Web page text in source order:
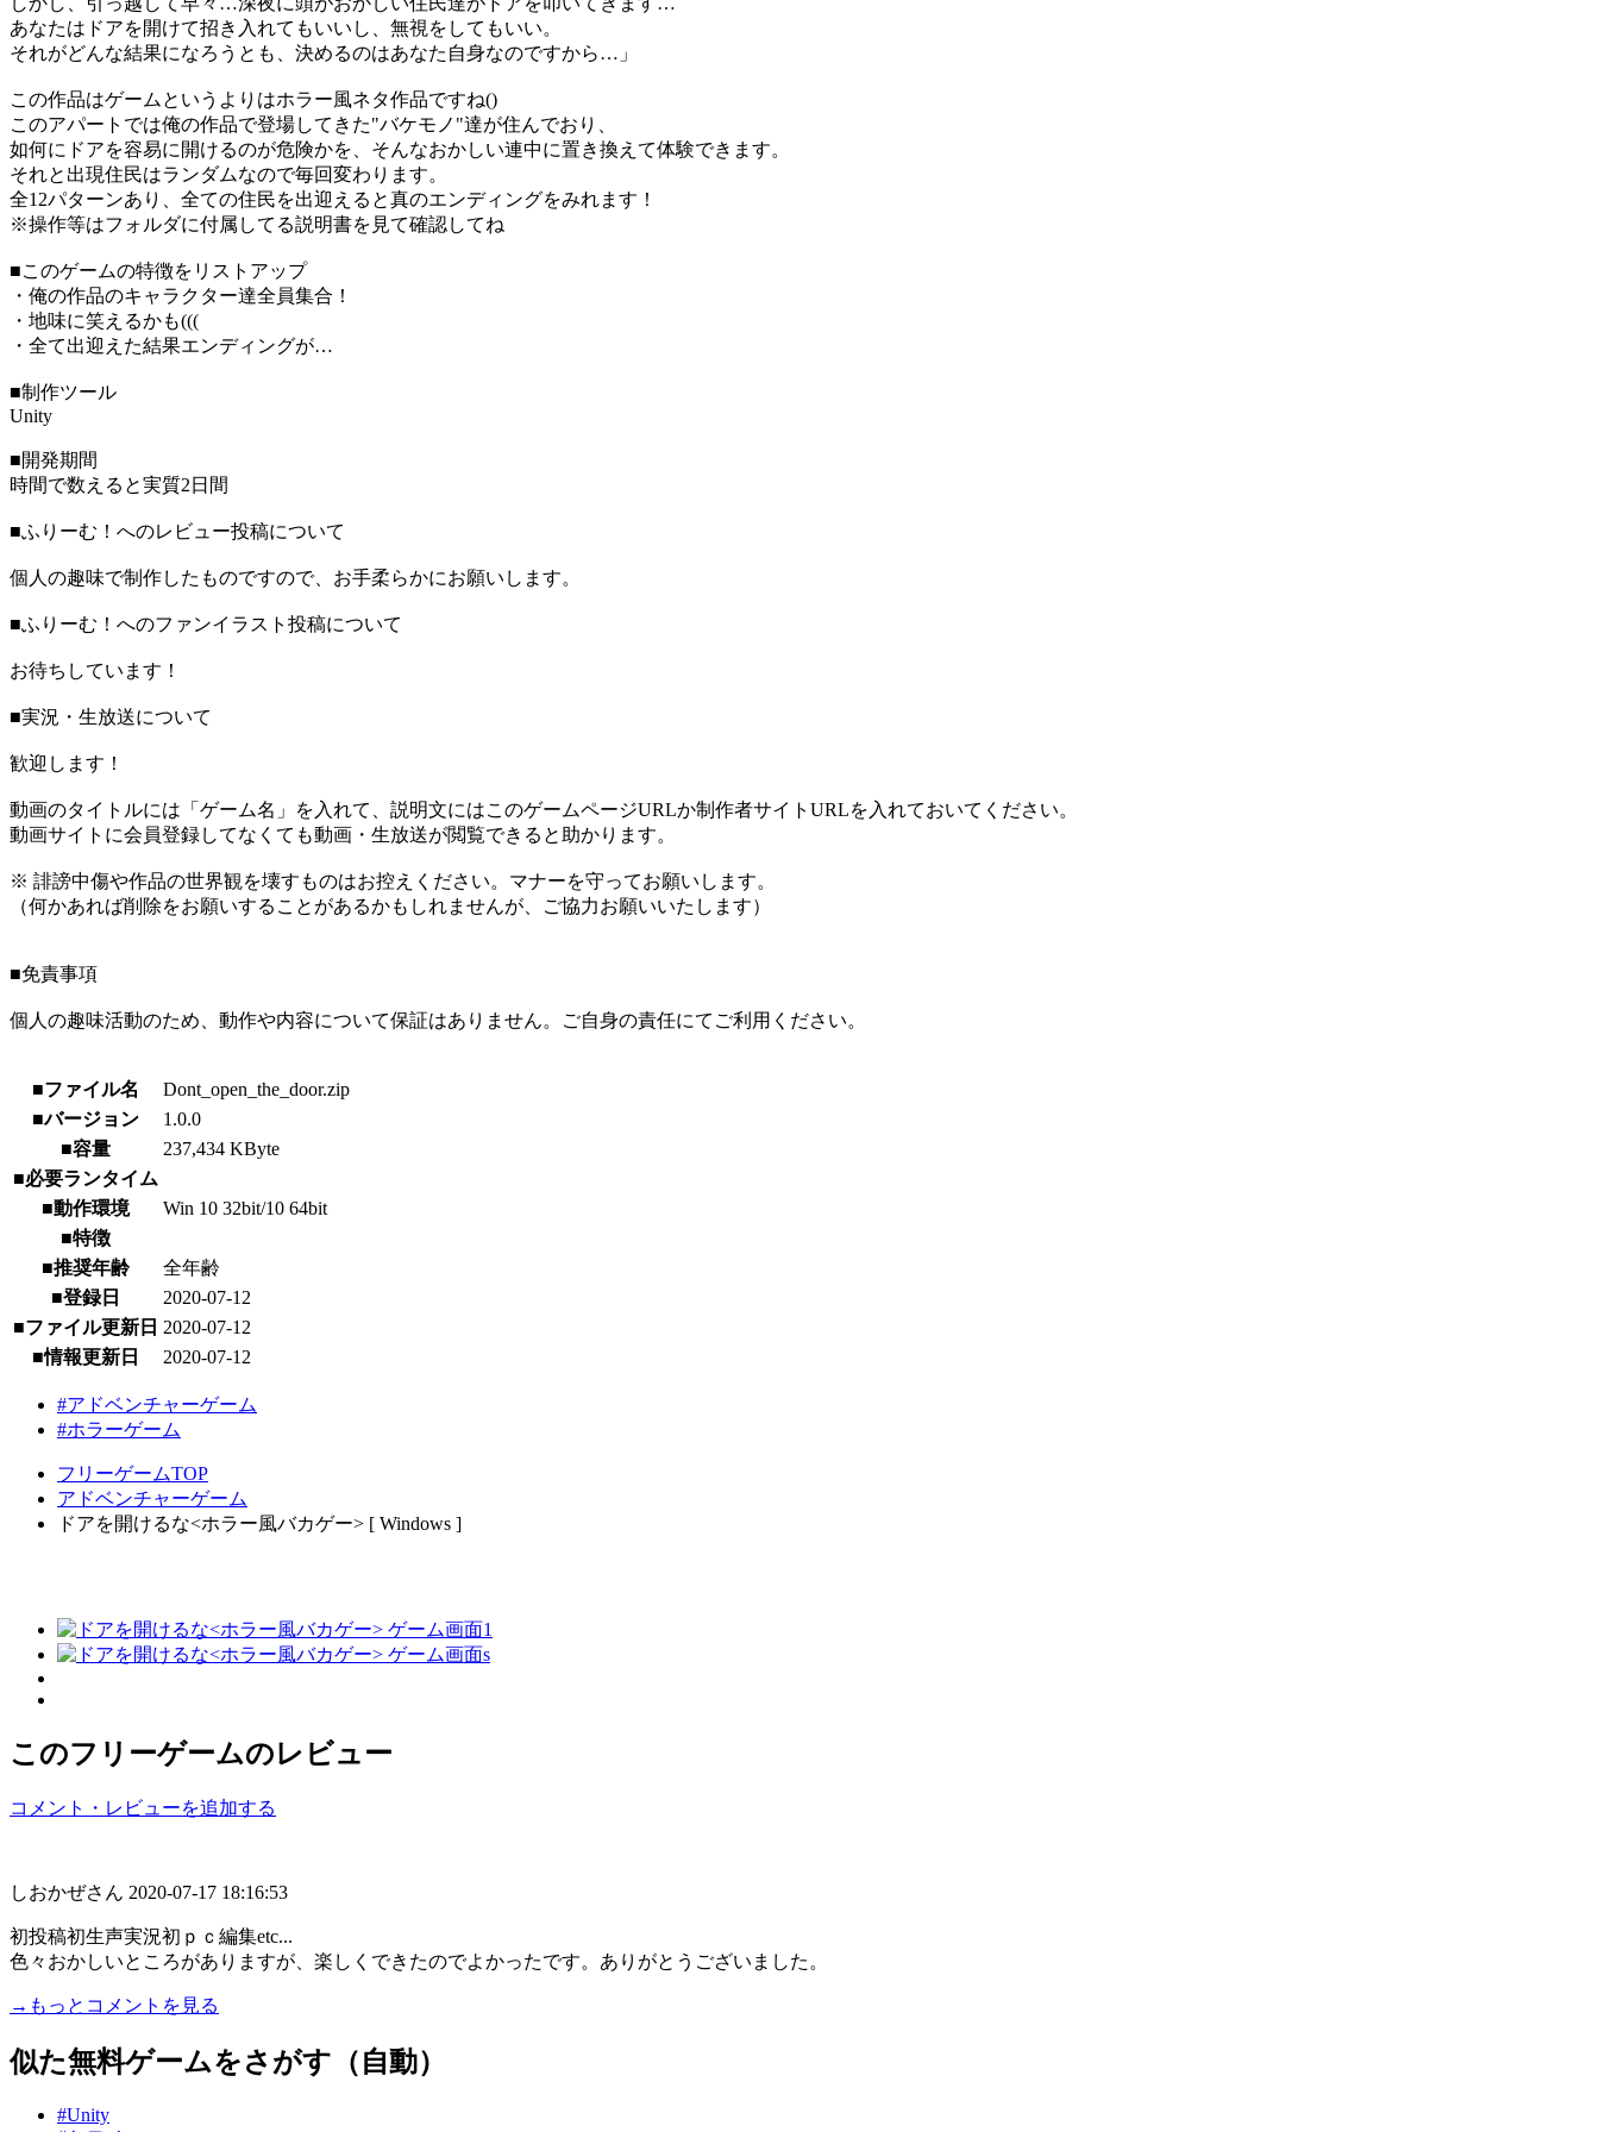
あなたはドアを開けて招き入れてもいいし、無視をしてもいい。
それがどんな結果になろうとも、決めるのはあなた自身なのですから…」
この作品はゲームというよりはホラー風ネタ作品ですね()
このアパートでは俺の作品で登場してきた"バケモノ"達が住んでおり、
如何にドアを容易に開けるのが危険かを、そんなおかしい連中に置き換えて体験できます。
それと出現住民はランダムなので毎回変わります。
全12パターンあり、全ての住民を出迎えると真のエンディングをみれます！
※操作等はフォルダに付属してる説明書を見て確認してね
■このゲームの特徴をリストアップ
・俺の作品のキャラクター達全員集合！
・地味に笑えるかも(((
・全て出迎えた結果エンディングが…
■制作ツール
Unity
■開発期間
時間で数えると実質2日間
■ふりーむ！へのレビュー投稿について
個人の趣味で制作したものですので、お手柔らかにお願いします。
■ふりーむ！へのファンイラスト投稿について
お待ちしています！
■実況・生放送について
歓迎します！
動画のタイトルには「ゲーム名」を入れて、説明文にはこのゲームページURLか制作者サイトURLを入れておいてください。
動画サイトに会員登録してなくても動画・生放送が閲覧できると助かります。
※ 誹謗中傷や作品の世界観を壊すものはお控えください。マナーを守ってお願いします。
（何かあれば削除をお願いすることがあるかもしれませんが、ご協力お願いいたします）
■免責事項
個人の趣味活動のため、動作や内容について保証はありません。ご自身の責任にてご利用ください。
■ファイル名
Dont_open_the_door.zip
■バージョン
1.0.0
■容量
237,434 KByte
■必要ランタイム
■動作環境
Win 10 32bit/10 64bit
■特徴
■推奨年齢
全年齢
■登録日
2020-07-12
■ファイル更新日 2020-07-12
■情報更新日
2020-07-12
#アドベンチャーゲーム
#ホラーゲーム
フリーゲームTOP
アドベンチャーゲーム
ドアを開けるな<ホラー風バカゲー> [ Windows ]
このフリーゲームのレビュー
コメント・レビューを追加する
しおかぜさん 2020-07-17 18:16:53
初投稿初生声実況初ｐｃ編集etc...
色々おかしいところがありますが、楽しくできたのでよかったです。ありがとうございました。
→もっとコメントを見る
似た無料ゲームをさがす（自動）
#Unity